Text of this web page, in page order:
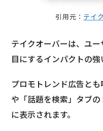
引用元： テイク
テイクオーバーは、ユ
目にするインパクトの強
プロモトレンド広告と
や「話題を検索」タブ
に表示されます。